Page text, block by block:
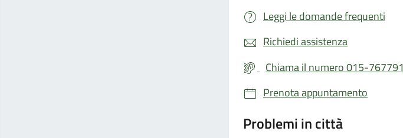
Leggi le domande frequenti
Richiedi assistenza
Chiama il numero 015-767791
Prenota appuntamento
Problemi in città